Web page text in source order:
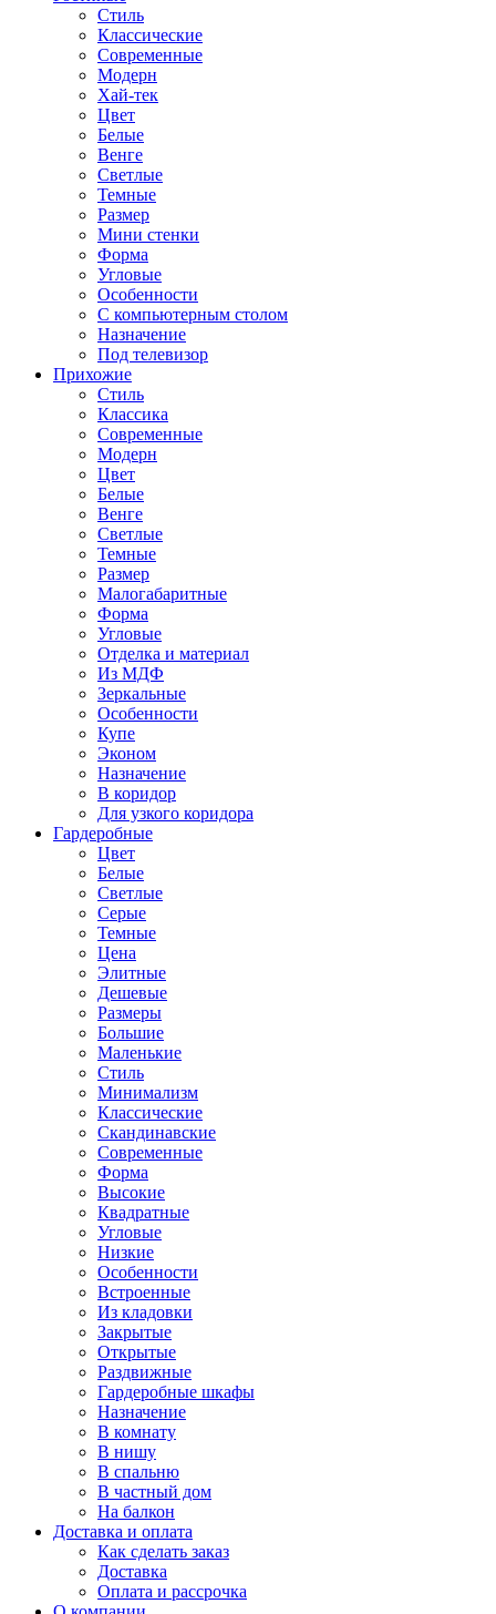
Стиль
Классические
Современные
Модерн
Хай-тек
Цвет
Белые
Венге
Светлые
Темные
Размер
Мини стенки
Форма
Угловые
Особенности
С компьютерным столом
Назначение
Под телевизор
Прихожие
Стиль
Классика
Современные
Модерн
Цвет
Белые
Венге
Светлые
Темные
Размер
Малогабаритные
Форма
Угловые
Отделка и материал
Из МДФ
Зеркальные
Особенности
Купе
Эконом
Назначение
В коридор
Для узкого коридора
Гардеробные
Цвет
Белые
Светлые
Серые
Темные
Цена
Элитные
Дешевые
Размеры
Большие
Маленькие
Стиль
Минимализм
Классические
Скандинавские
Современные
Форма
Высокие
Квадратные
Угловые
Низкие
Особенности
Встроенные
Из кладовки
Закрытые
Открытые
Раздвижные
Гардеробные шкафы
Назначение
В комнату
В нишу
В спальню
В частный дом
На балкон
Доставка и оплата
Как сделать заказ
Доставка
Оплата и рассрочка